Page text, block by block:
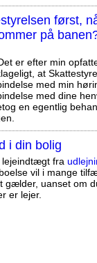
først,
på
er efter min
at
med min
med dine
en egentlig
i din bolig
lejeindtægt fra
vil i mange
gælder, uanset om
er lejer.